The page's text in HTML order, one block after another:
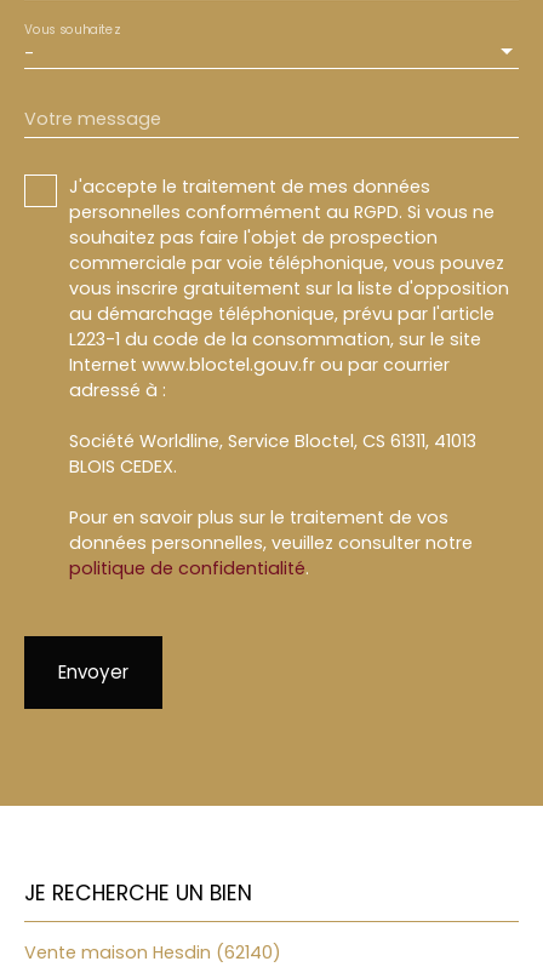
-
Vous souhaitez
Votre message
J'accepte le traitement de mes données
personnelles conformément au RGPD. Si vous ne
souhaitez pas faire l'objet de prospection
commerciale par voie téléphonique, vous pouvez
vous inscrire gratuitement sur la liste d'opposition
au démarchage téléphonique, prévu par l'article
L223-1 du code de la consommation, sur le site
Internet www.bloctel.gouv.fr ou par courrier
adressé à :
Société Worldline, Service Bloctel, CS 61311, 41013
BLOIS CEDEX.
Pour en savoir plus sur le traitement de vos
données personnelles, veuillez consulter notre
politique de confidentialité.
Envoyer
JE RECHERCHE UN BIEN
Vente maison Hesdin (62140)